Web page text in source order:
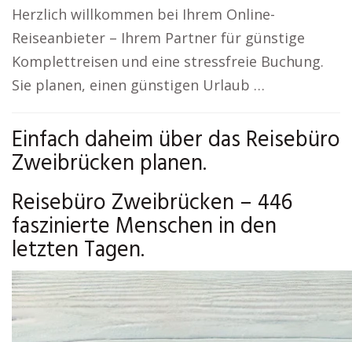
Herzlich willkommen bei Ihrem Online-
Reiseanbieter – Ihrem Partner für günstige
Komplettreisen und eine stressfreie Buchung.
Sie planen, einen günstigen Urlaub …
Einfach daheim über das Reisebüro
Zweibrücken planen.
Reisebüro Zweibrücken – 446
faszinierte Menschen in den
letzten Tagen.